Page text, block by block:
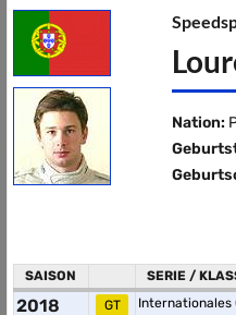
Nation:
SAISON SERIE /
2018 GT Internationales